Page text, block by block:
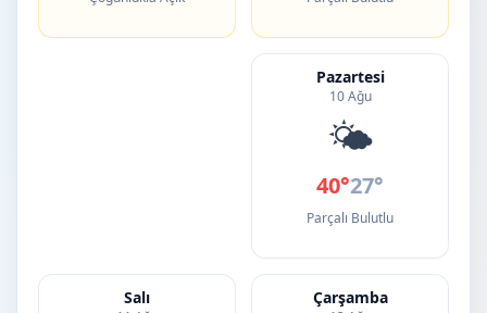
Pazartesi
10 Ağu
🌤️
40°27°
Parçalı Bulutlu
Salı Çarşamba